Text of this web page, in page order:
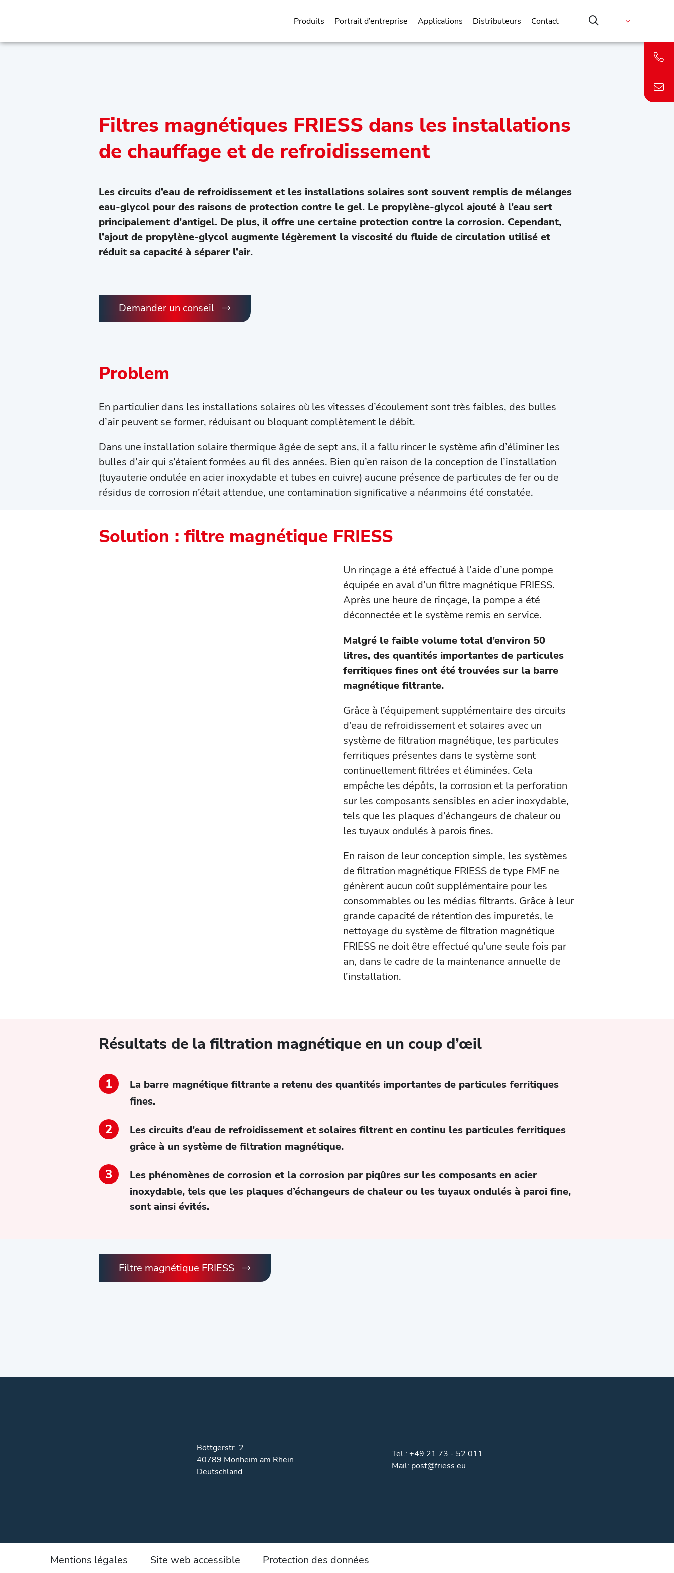
Produits Portrait d’entreprise Applications Distributeurs Contact
Filtres magnétiques FRIESS dans les installations
de chauffage et de refroidissement
Les circuits d’eau de refroidissement et les installations solaires sont souvent remplis de mélanges
eau-glycol pour des raisons de protection contre le gel. Le propylène-glycol ajouté à l’eau sert
principalement d’antigel. De plus, il offre une certaine protection contre la corrosion. Cependant,
l’ajout de propylène-glycol augmente légèrement la viscosité du fluide de circulation utilisé et
réduit sa capacité à séparer l’air.
Demander un conseil
Problem
En particulier dans les installations solaires où les vitesses d’écoulement sont très faibles, des bulles
d’air peuvent se former, réduisant ou bloquant complètement le débit.
Dans une installation solaire thermique âgée de sept ans, il a fallu rincer le système afin d’éliminer les
bulles d’air qui s’étaient formées au fil des années. Bien qu’en raison de la conception de l’installation
(tuyauterie ondulée en acier inoxydable et tubes en cuivre) aucune présence de particules de fer ou de
résidus de corrosion n’était attendue, une contamination significative a néanmoins été constatée.
Solution : filtre magnétique FRIESS
Un rinçage a été effectué à l’aide d’une pompe
équipée en aval d’un filtre magnétique FRIESS.
Après une heure de rinçage, la pompe a été
déconnectée et le système remis en service.
Malgré le faible volume total d’environ 50
litres, des quantités importantes de particules
ferritiques fines ont été trouvées sur la barre
magnétique filtrante.
Grâce à l’équipement supplémentaire des circuits
d’eau de refroidissement et solaires avec un
système de filtration magnétique, les particules
ferritiques présentes dans le système sont
continuellement filtrées et éliminées. Cela
empêche les dépôts, la corrosion et la perforation
sur les composants sensibles en acier inoxydable,
tels que les plaques d’échangeurs de chaleur ou
les tuyaux ondulés à parois fines.
En raison de leur conception simple, les systèmes
de filtration magnétique FRIESS de type FMF ne
génèrent aucun coût supplémentaire pour les
consommables ou les médias filtrants. Grâce à leur
grande capacité de rétention des impuretés, le
nettoyage du système de filtration magnétique
FRIESS ne doit être effectué qu’une seule fois par
an, dans le cadre de la maintenance annuelle de
l’installation.
Résultats de la filtration magnétique en un coup d’œil
La barre magnétique filtrante a retenu des quantités importantes de particules ferritiques
fines.
Les circuits d’eau de refroidissement et solaires filtrent en continu les particules ferritiques
grâce à un système de filtration magnétique.
Les phénomènes de corrosion et la corrosion par piqûres sur les composants en acier
inoxydable, tels que les plaques d’échangeurs de chaleur ou les tuyaux ondulés à paroi fine,
sont ainsi évités.
Filtre magnétique FRIESS
Böttgerstr. 2
40789 Monheim am Rhein
Deutschland
Tel.: +49 21 73 - 52 011
Mail: post@friess.eu
Mentions légales Site web accessible Protection des données